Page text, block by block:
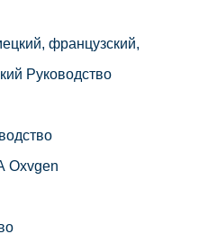
французский,
Руководство
Oxvgen